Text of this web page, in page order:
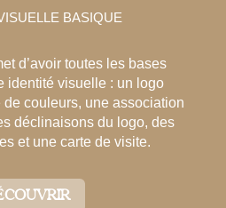
BASIQUE
d’avoir toutes les bases
identité visuelle : un logo
couleurs, une association
déclinaisons du logo, des
et une carte de visite.